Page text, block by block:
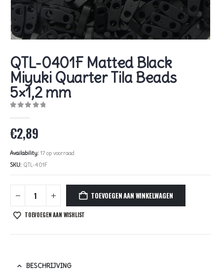
QTL-0401F Matted Black
Miyuki Quarter Tila Beads
5×1,2 mm
€2,89
Availability: 17 op voorraad
SKU: QTL-401F
TOEVOEGEN AAN WINKELWAGEN
TOEVOEGEN AAN WISHLIST
BESCHRIJVING